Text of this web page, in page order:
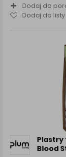
Dodaj do
Dodaj do
Plastry
Blood